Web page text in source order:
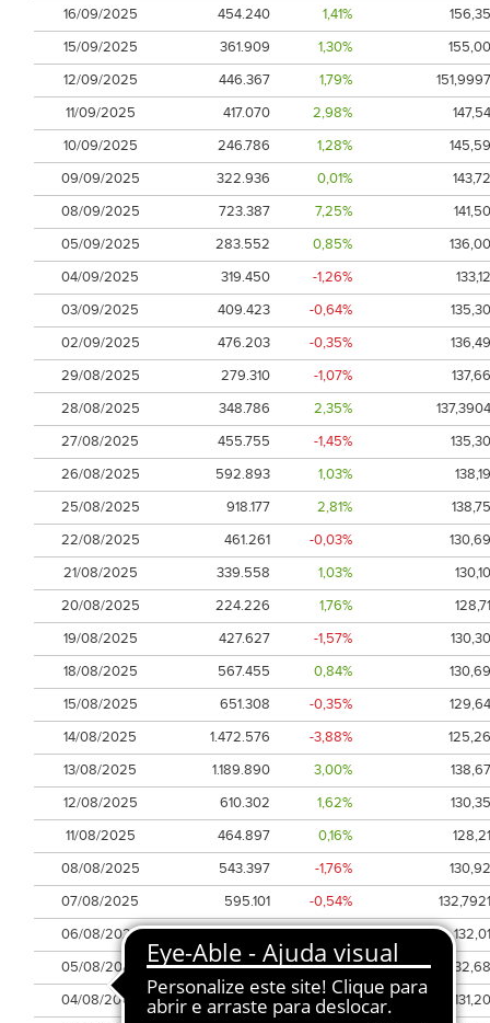
16/09/2025
454.240 1,41%
156,35
15/09/2025
361.909 1,30%
155,00
12/09/2025
446.367 1,79%
151,9997
11/09/2025
417.070 2,98%
147,54
10/09/2025
246.786 1,28%
145,59
09/09/2025
322.936 0,01%
143,72
08/09/2025
723.387 7,25%
141,50
05/09/2025
283.552 0,85%
136,00
04/09/2025
319.450 -1,26%
133,12
03/09/2025
409.423 -0,64%
135,30
02/09/2025
476.203 -0,35%
136,49
29/08/2025
279.310 -1,07%
137,66
28/08/2025
348.786 2,35%
137,3904
27/08/2025
455.755 -1,45%
135,30
26/08/2025
592.893 1,03%
138,19
25/08/2025
918.177 2,81%
138,75
22/08/2025
461.261 -0,03%
130,69
21/08/2025
339.558 1,03%
130,10
20/08/2025
224.226 1,76%
128,71
19/08/2025
427.627 -1,57%
130,30
18/08/2025
567.455 0,84%
130,69
15/08/2025
651.308 -0,35%
129,64
14/08/2025
1.472.576 -3,88%
125,26
13/08/2025
1.189.890 3,00%
138,67
12/08/2025
610.302 1,62%
130,35
11/08/2025
464.897 0,16%
128,21
08/08/2025
543.397 -1,76%
130,92
07/08/2025
595.101 -0,54%
132,7921
06/08/2025
489.069 0,26%
132,01
05/08/2025
455.070 0,78%
132,68
04/08/2025
308.027 2,36%
131,20